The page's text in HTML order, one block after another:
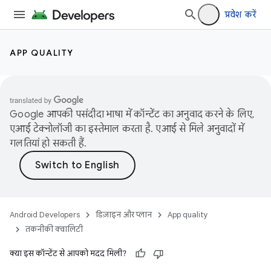
प्रवेश करें
APP QUALITY
Google आपकी पसंदीदा भाषा में कॉन्टेंट का अनुवाद करने के लिए,
एआई टेक्नोलॉजी का इस्तेमाल करता है. एआई से मिले अनुवादों में
गलतियां हो सकती हैं.
Android Developers डिज़ाइन और प्लान
App quality
तकनीकी क्वालिटी
क्या इस कॉन्टेंट से आपको मदद मिली?